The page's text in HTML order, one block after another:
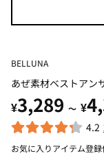
BELLUNA
あぜ素材ベストアン
¥3,289 ～ ¥
4.2
お気に入りアイテム登録